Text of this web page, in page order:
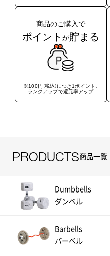
商品のご購入で
ポイント が貯まる
※100円（税込）につき1ポイント、
ランクアップで還元率アップ
PRODUCTS商品一覧
Dumbbells
ダンベル
Barbells
バーベル